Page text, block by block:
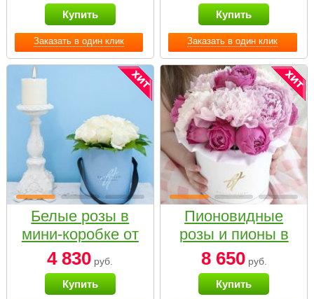
Заказать в один клик
Купить
Заказать в один клик
Купить
Белые розы в
мини-коробке от
Bella Fiori
4 830 руб.
Купить
Пионовидные
розы и пионы в
белой коробке
Small
8 650руб.
Купить